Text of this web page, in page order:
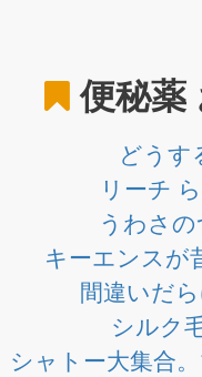
便秘薬
どうす
リーチ
うわさ
キーエンスが
間違いだ
シルク
シャトー大集合